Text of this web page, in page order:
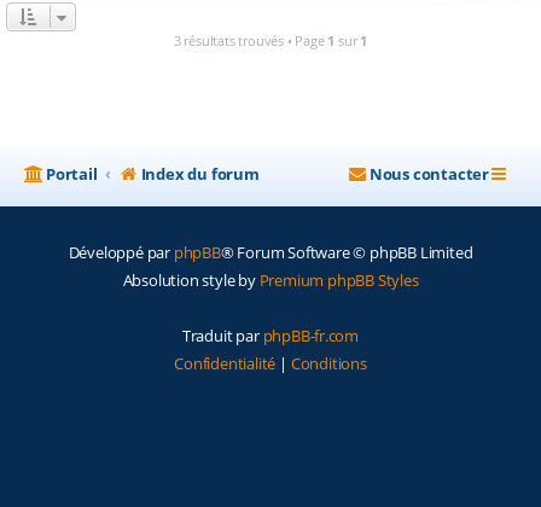
3 résultats trouvés • Page 1 sur 1
Portail Index du forum Nous contacter
Développé par phpBB® Forum Software © phpBB Limited
Absolution style by Premium phpBB Styles
Traduit par phpBB-fr.com
Confidentialité | Conditions